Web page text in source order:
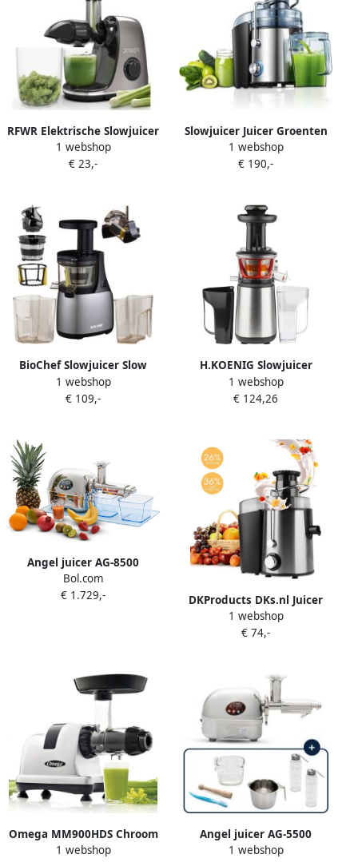
RFWR Elektrische Slowjuicer
voor Groente en Fruit –
Horizontale Slow Juicer met
Optimaal Sap
1 webshop
€ 23,-
Slowjuicer Juicer Groenten
en Fruitpers Hoge Kwaliteit
1 webshop
€ 190,-
BioChef Slowjuicer Slow
Juicer Fruitspers Juicers
Slowjuicer Juicer voor
Synergy Zilver 150W
1 webshop
€ 109,-
H.KOENIG Slowjuicer
1 webshop
€ 124,26
Angel juicer AG-8500
Slowjuicer Horizontaal RVS
Bol.com
€ 1.729,-
DKProducts DKs.nl Juicer
Slowjuicer Verse fruit
groente sapjes Juicer 800
1 webshop
€ 74,-
Omega MM900HDS Chroom
Selderij slowjuicer verticaal
1 webshop
Angel juicer AG-5500
Slowjuicer Juicer
1 webshop